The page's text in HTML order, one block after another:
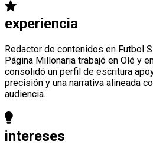
experiencia
Redactor de contenidos en Futbol
Página Millonaria trabajó en Olé y
consolidó un perfil de escritura
precisión y una narrativa alineada
audiencia.
intereses